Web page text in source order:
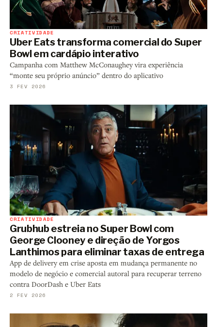
CRIATIVIDADE
Uber Eats transforma comercial do Super
Bowl em cardápio interativo
Campanha com Matthew McConaughey vira experiência
“monte seu próprio anúncio” dentro do aplicativo
3 FEV 2026
CRIATIVIDADE
Grubhub estreia no Super Bowl com
George Clooney e direção de Yorgos
Lanthimos para eliminar taxas de entrega
App de delivery em crise aposta em mudança permanente no
modelo de negócio e comercial autoral para recuperar terreno
contra DoorDash e Uber Eats
2 FEV 2026